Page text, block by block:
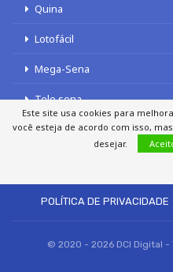
Quina
Lotofácil
Mega-Sena
Tele sena
POLÍTICA DE PRIVACIDADE
© 2020 - 2026 DCI Digital
Este site usa cookies para
você esteja de acordo com isso,
desejar.